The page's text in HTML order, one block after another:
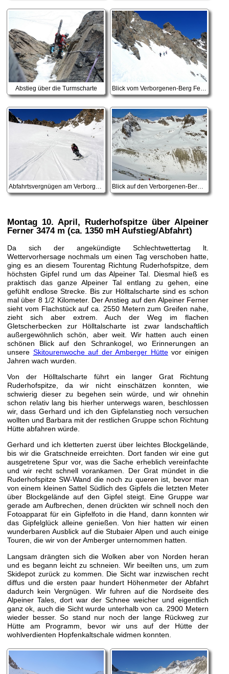
Abstieg über die Turmscharte
Montag 10. April, Ruderhofspitze über Alpeiner
Ferner 3474 m (ca. 1350 mH Aufstieg/Abfahrt)
Da sich der angekündigte Schlechtwettertag lt.
Wettervorhersage nochmals um einen Tag verschoben hatte,
ging es an diesem Tourentag Richtung Ruderhofspitze, dem
höchsten Gipfel rund um das Alpeiner Tal. Diesmal hieß es
praktisch das ganze Alpeiner Tal entlang zu gehen, eine
gefühlt endlose Strecke. Bis zur Hölltalscharte sind es schon
mal über 8 1/2 Kilometer. Der Anstieg auf den Alpeiner Ferner
sieht vom Flachstück auf ca. 2550 Metern zum Greifen nahe,
zieht sich aber extrem. Auch der Weg im flachen
Gletscherbecken zur Hölltalscharte ist zwar landschaftlich
außergewöhnlich schön, aber weit. Wir hatten auch einen
schönen Blick auf den Schrankogel, wo Erinnerungen an
unsere Skitourenwoche auf der Amberger Hüttevor einigen
Jahren wach wurden.
Von der Hölltalscharte führt ein langer Grat Richtung
Ruderhofspitze, da wir nicht einschätzen konnten, wie
schwierig dieser zu begehen sein würde, und wir ohnehin
schon relativ lang bis hierher unterwegs waren, beschlossen
wir, dass Gerhard und ich den Gipfelanstieg noch versuchen
wollten und Barbara mit der restlichen Gruppe schon Richtung
Hütte abfahren würde.
Gerhard und ich kletterten zuerst über leichtes Blockgelände,
bis wir die Gratschneide erreichten. Dort fanden wir eine gut
ausgetretene Spur vor, was die Sache erheblich vereinfachte
und wir recht schnell vorankamen. Der Grat mündet in die
Ruderhofspitze SW-Wand die noch zu queren ist, bevor man
von einem kleinen Sattel Südlich des Gipfels die letzten Meter
über Blockgelände auf den Gipfel steigt. Eine Gruppe war
gerade am Aufbrechen, denen drückten wir schnell noch den
Fotoapparat für ein Gipfelfoto in die Hand, dann konnten wir
das Gipfelglück alleine genießen. Von hier hatten wir einen
wunderbaren Ausblick auf die Stubaier Alpen und auch einige
Touren, die wir von der Amberger unternommen hatten.
Langsam drängten sich die Wolken aber von Norden heran
und es begann leicht zu schneien. Wir beeilten uns, um zum
Skidepot zurück zu kommen. Die Sicht war inzwischen recht
diffus und die ersten paar hundert Höhenmeter der Abfahrt
dadurch kein Vergnügen. Wir fuhren auf die Nordseite des
Alpeiner Tales, dort war der Schnee weicher und eigentlich
ganz ok, auch die Sicht wurde unterhalb von ca. 2900 Metern
wieder besser. So stand nur noch der lange Rückweg zur
Hütte am Programm, bevor wir uns auf der Hütte der
wohlverdienten Hopfenkaltschale widmen konnten.